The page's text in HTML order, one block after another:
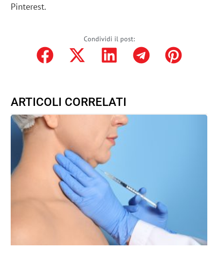
Pinterest.
Condividi il post:
ARTICOLI CORRELATI